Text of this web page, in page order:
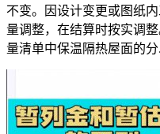
不变。因设计变更或图纸
量调整，在结算时按实调
量清单中保温隔热屋面的分